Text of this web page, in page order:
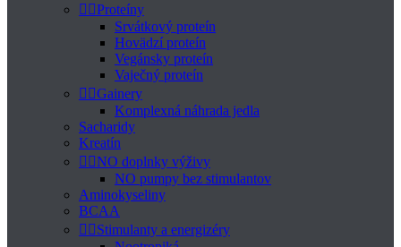
 Proteíny
Srvátkový proteín
Hovädzí proteín
Vegánsky proteín
Vaječný proteín
 Gainery
Komplexná náhrada jedla
Sacharidy
Kreatín
 NO doplnky výživy
NO pumpy bez stimulantov
Aminokyseliny
BCAA
 Stimulanty a energizéry